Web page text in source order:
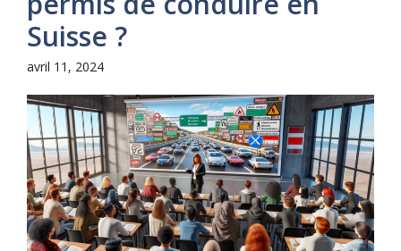
Suisse ?
avril 11, 2024